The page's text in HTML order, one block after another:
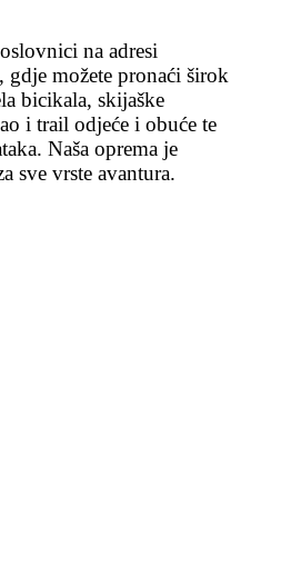
na adresi
gdje možete pronaći širok
bicikala, skijaške
i trail odjeće i obuće te
Naša oprema je
sve vrste avantura.